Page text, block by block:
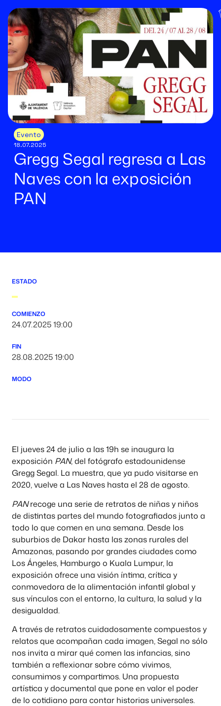
Evento
18.07.2025
Gregg Segal regresa a Las
Naves con la exposición
PAN
ESTADO
COMIENZO
24.07.2025 19:00
FIN
28.08.2025 19:00
MODO
El jueves 24 de julio a las 19h se inaugura la
exposición PAN, del fotógrafo estadounidense
Gregg Segal. La muestra, que ya pudo visitarse en
2020, vuelve a Las Naves hasta el 28 de agosto.
PANrecoge una serie de retratos de niñas y niños
de distintas partes del mundo fotografiados junto a
todo lo que comen en una semana. Desde los
suburbios de Dakar hasta las zonas rurales del
Amazonas, pasando por grandes ciudades como
Los Ángeles, Hamburgo o Kuala Lumpur, la
exposición ofrece una visión íntima, crítica y
conmovedora de la alimentación infantil global y
sus vínculos con el entorno, la cultura, la salud y la
desigualdad.
A través de retratos cuidadosamente compuestos y
relatos que acompañan cada imagen, Segal no sólo
nos invita a mirar qué comen las infancias, sino
también a reflexionar sobre cómo vivimos,
consumimos y compartimos. Una propuesta
artística y documental que pone en valor el poder
de lo cotidiano para contar historias universales.